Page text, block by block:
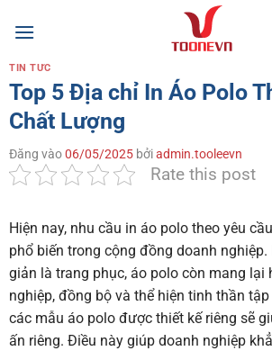
qua
TIN TỨC
Top 5 Địa chỉ In Áo Polo
Chất Lượng
Đăng vào06/05/2025 bởiadmin.tooleevn
Rate this post
Hiện nay, nhu cầu in áo polo theo yêu
phổ biến trong cộng đồng doanh
giản là trang phục, áo polo còn mang lại
nghiệp, đồng bộ và thể hiện tinh thần
các mẫu áo polo được thiết kế riêng sẽ
ấn riêng. Điều này giúp doanh nghiệp